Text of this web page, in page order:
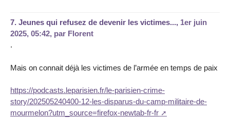
7. Jeunes qui refusez de devenir les victimes..., 1er juin
2025, 05:42, par Florent
.
Mais on connait déjà les victimes de l’armée en temps de paix
https://podcasts.leparisien.fr/le-parisien-crime-
story/202505240400-12-les-disparus-du-camp-militaire-de-
mourmelon?utm_source=firefox-newtab-fr-fr